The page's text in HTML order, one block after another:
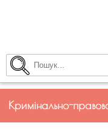
Кримінально-